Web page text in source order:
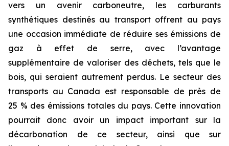
vers un avenir carboneutre, les carburants
synthétiques destinés au transport offrent au pays
une occasion immédiate de réduire ses émissions de
gaz à effet de serre, avec l’avantage
supplémentaire de valoriser des déchets, tels que le
bois, qui seraient autrement perdus. Le secteur des
transports au Canada est responsable de près de
25 % des émissions totales du pays. Cette innovation
pourrait donc avoir un impact important sur la
décarbonation de ce secteur, ainsi que sur